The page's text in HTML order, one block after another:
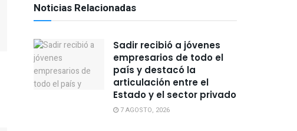
Noticias Relacionadas
Sadir recibió a jóvenes
empresarios de todo el
país y destacó la
articulación entre el
Estado y el sector privado
7 AGOSTO, 2026